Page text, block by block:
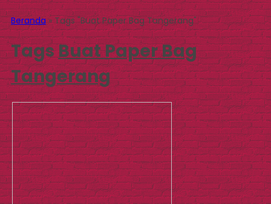
Beranda»Tags "Buat Paper Bag Tangerang"
TagsBuat Paper Bag
Tangerang